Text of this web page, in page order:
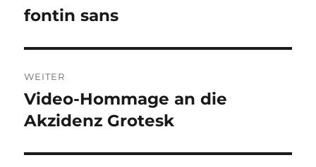
Vorheriger
fontin sans
WEITER
Nächster
Beitrag:
Video-Hommage an die
Akzidenz Grotesk